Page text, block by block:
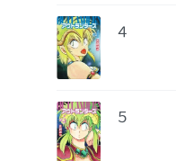
４
５